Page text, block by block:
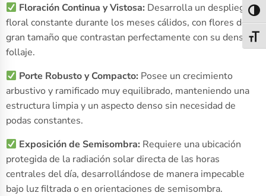
Floración Continua y Vistosa: Desarrolla un despliegue
floral constante durante los meses cálidos, con flores de
gran tamaño que contrastan perfectamente con su denso
follaje.
Porte Robusto y Compacto: Posee un crecimiento
arbustivo y ramificado muy equilibrado, manteniendo una
estructura limpia y un aspecto denso sin necesidad de
podas constantes.
Exposición de Semisombra: Requiere una ubicación
protegida de la radiación solar directa de las horas
centrales del día, desarrollándose de manera impecable
bajo luz filtrada o en orientaciones de semisombra.